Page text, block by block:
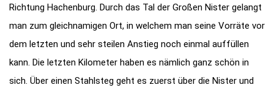
Richtung Hachenburg. Durch das Tal der Großen Nister gelangt
man zum gleichnamigen Ort, in welchem man seine Vorräte vor
dem letzten und sehr steilen Anstieg noch einmal auffüllen
kann. Die letzten Kilometer haben es nämlich ganz schön in
sich. Über einen Stahlsteg geht es zuerst über die Nister und